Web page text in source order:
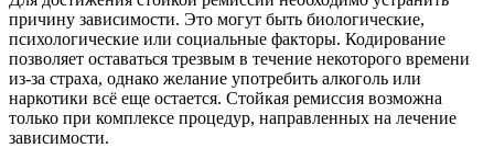
причину зависимости. Это могут быть биологические,
психологические или социальные факторы. Кодирование
позволяет оставаться трезвым в течение некоторого времени
из-за страха, однако желание употребить алкоголь или
наркотики всё еще остается. Стойкая ремиссия возможна
только при комплексе процедур, направленных на лечение
зависимости.